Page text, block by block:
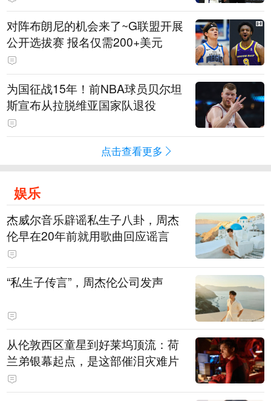
对阵布朗尼的机会来了~G联盟开展
公开选拔赛 报名仅需200+美元
为国征战15年！前NBA球员贝尔坦
斯宣布从拉脱维亚国家队退役
点击查看更多
娱乐
杰威尔音乐辟谣私生子八卦，周杰
伦早在20年前就用歌曲回应谣言
“私生子传言”，周杰伦公司发声
从伦敦西区童星到好莱坞顶流：荷
兰弟银幕起点，是这部催泪灾难片